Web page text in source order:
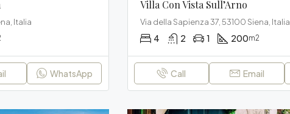
Italia
WhatsApp
Villa Con Vista Sull’Arno
Via della Sapienza 37, 53100 Siena, Italia
4 2 1 200m2
Call Email